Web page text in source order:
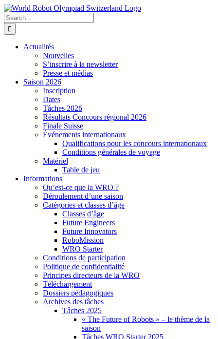
Skip
to
content
Search
for:
Actualités
Nouvelles
S’inscrire à la newsletter
Presse et médias
Saison 2026
Inscription
Dates
Tâches 2026
Résultats Concours régional 2026
Finale Suisse
Événements internationaux
Qualifications pour les concours internationaux
Conditions générales de voyage
Matériel
Table de jeu
Informations
Qu’est-ce que la WRO ?
Déroulement d’une saison
Catégories et classes d’âge
Classes d’âge
Future Engineers
Future Innovators
RoboMission
WRO Starter
Conditions de participation
Politique de confidentialité
Principes directeurs de la WRO
Téléchargement
Dossiers pédagogiques
Archives des tâches
Tâches 2025
« The Future of Robots » – le thème de la
saison
Tâches WRO Starter 2025